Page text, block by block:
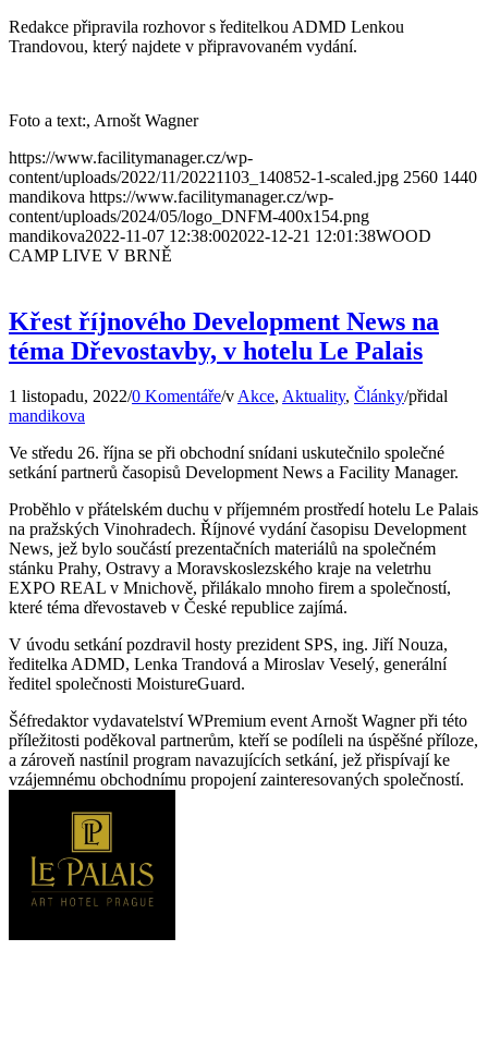
Redakce připravila rozhovor s ředitelkou ADMD Lenkou
Trandovou, který najdete v připravovaném vydání.
Foto a text:, Arnošt Wagner
https://www.facilitymanager.cz/wp-
content/uploads/2022/11/20221103_140852-1-scaled.jpg 2560 1440
mandikova https://www.facilitymanager.cz/wp-
content/uploads/2024/05/logo_DNFM-400x154.png
mandikova2022-11-07 12:38:002022-12-21 12:01:38WOOD
CAMP LIVE V BRNĚ
Křest říjnového Development News na
téma Dřevostavby, v hotelu Le Palais
1 listopadu, 2022/0 Komentáře/vAkce, Aktuality, Články/přidal
mandikova
Ve středu 26. října se při obchodní snídani uskutečnilo společné
setkání partnerů časopisů Development News a Facility Manager.
Proběhlo v přátelském duchu v příjemném prostředí hotelu Le Palais
na pražských Vinohradech. Říjnové vydání časopisu Development
News, jež bylo součástí prezentačních materiálů na společném
stánku Prahy, Ostravy a Moravskoslezského kraje na veletrhu
EXPO REAL v Mnichově, přilákalo mnoho firem a společností,
které téma dřevostaveb v České republice zajímá.
V úvodu setkání pozdravil hosty prezident SPS, ing. Jiří Nouza,
ředitelka ADMD, Lenka Trandová a Miroslav Veselý, generální
ředitel společnosti MoistureGuard.
Šéfredaktor vydavatelství WPremium event Arnošt Wagner při této
příležitosti poděkoval partnerům, kteří se podíleli na úspěšné příloze,
a zároveň nastínil program navazujících setkání, jež přispívají ke
vzájemnému obchodnímu propojení zainteresovaných společností.